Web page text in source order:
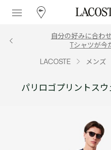
自分の好みに合わ
Tシャツが今
LACOSTE メンズ
パリロゴプリントス